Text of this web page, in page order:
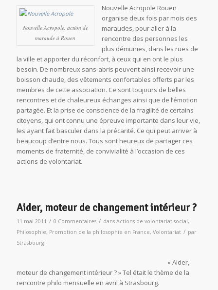
Nouvelle Acropole, action de
maraude à Rouen
Nouvelle Acropole Rouen
organise deux fois par mois des
maraudes, pour aller à la
rencontre des personnes les
plus démunies, dans les rues de
la ville et apporter du réconfort, à ceux qui en ont le plus
besoin. De nombreux sans-abris peuvent ainsi recevoir une
boisson chaude, des vêtements confortables offerts par les
membres de cette association. Ce sont toujours de belles
rencontres et de chaleureux échanges ainsi que de l’émotion
partagée. Et la prise de conscience de la fragilité de certains
citoyens, qui ont connu une épreuve importante dans leur vie,
les ayant fait basculer dans la précarité. Ce qui peut arriver à
beaucoup d’entre nous. Tous sont heureux de partager ces
moments de fraternité, de convivialité à l’occasion de ces
actions de volontariat.
Aider, moteur de changement intérieur ?
11 mai 2011 / 0 Commentaires / dans Actions de volontariat social,
Philosophie, Promotion de la philosophie en France, Volontariat / par
Strasbourg
« Aider,
moteur de changement intérieur ? » Tel était le thème de la
rencontre philo mensuelle en avril à Strasbourg.